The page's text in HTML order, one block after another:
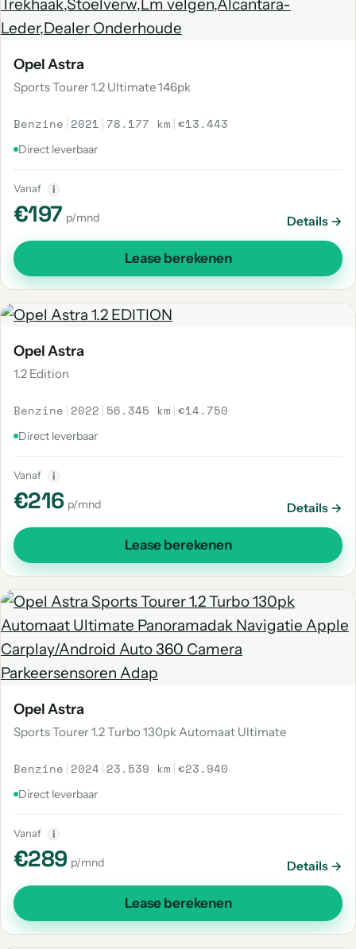
Opel Astra
Sports Tourer 1.2 Ultimate 146pk
Benzine | 2021 | 78.177 km |€13.443
Direct leverbaar
Vanaf i
€197 p/mnd Details →
Lease berekenen
Opel Astra
1.2 Edition
Benzine | 2022 | 56.345 km |€14.750
Direct leverbaar
Vanaf i
€216 p/mnd Details →
Lease berekenen
Opel Astra
Sports Tourer 1.2 Turbo 130pk Automaat Ultimate
Benzine | 2024 | 23.539 km |€23.940
Direct leverbaar
Vanaf i
€289 p/mnd Details →
Lease berekenen